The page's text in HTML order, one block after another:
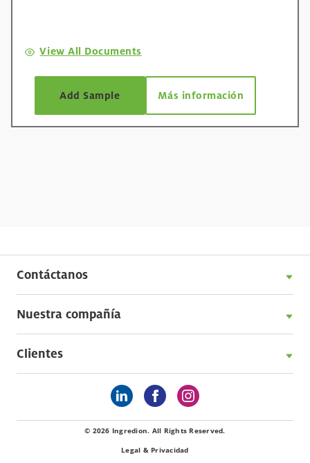
View All Documents
Add Sample Más información
Contáctanos
Nuestra compañía
Clientes
© 2026 Ingredion. All Rights Reserved.
Legal & Privacidad